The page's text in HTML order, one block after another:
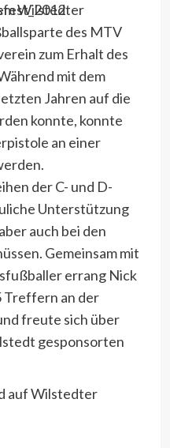
Wilstedter
des MTV
zum Erhalt des
mit dem
Jahren auf die
konnte, konnte
an einer
der C- und D-
Unterstützung
auch bei den
Gemeinsam mit
errang Nick
Treffern an der
freute sich über
gesponsorten